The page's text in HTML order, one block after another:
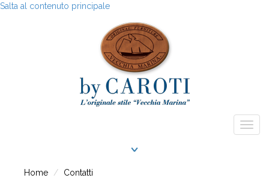
Salta al contenuto principale
Home Contatti